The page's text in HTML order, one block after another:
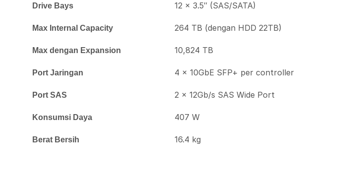
Drive Bays 12 × 3.5″ (SAS/SATA)
Max Internal Capacity 264 TB (dengan HDD 22TB)
Max dengan Expansion 10,824 TB
Port Jaringan 4 × 10GbE SFP+ per controller
Port SAS 2 × 12Gb/s SAS Wide Port
Konsumsi Daya 407 W
Berat Bersih 16.4 kg